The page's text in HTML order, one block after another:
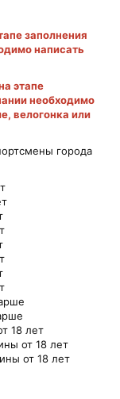
заполнения
написать
этапе
необходимо
велогонка или
города
18 лет
от 18 лет
от 18 лет